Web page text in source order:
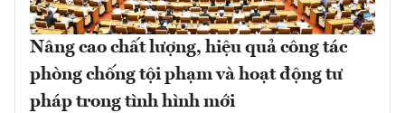
Nâng cao chất lượng, hiệu quả công tác
phòng chống tội phạm và hoạt động tư
pháp trong tình hình mới